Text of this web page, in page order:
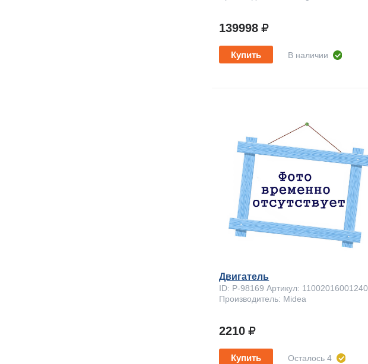
139998
Купить В наличии
Двигатель
ID: P-98169 Артикул: 11002016001240
Производитель: Midea
2210
Купить Осталось 4